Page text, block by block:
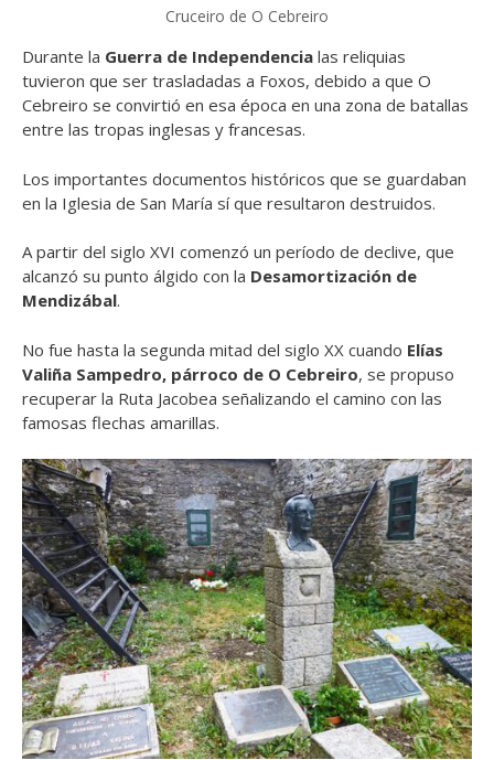
Cruceiro de O Cebreiro
Durante la Guerra de Independencia las reliquias
tuvieron que ser trasladadas a Foxos, debido a que O
Cebreiro se convirtió en esa época en una zona de batallas
entre las tropas inglesas y francesas.
Los importantes documentos históricos que se guardaban
en la Iglesia de San María sí que resultaron destruidos.
A partir del siglo XVI comenzó un período de declive, que
alcanzó su punto álgido con la Desamortización de
Mendizábal.
No fue hasta la segunda mitad del siglo XX cuando Elías
Valiña Sampedro, párroco de O Cebreiro, se propuso
recuperar la Ruta Jacobea señalizando el camino con las
famosas flechas amarillas.